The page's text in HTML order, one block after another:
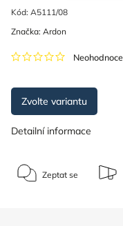
Kód: A5111/08
Značka: Ardon
Zvolte variantu
Detailní informace
Zeptat se